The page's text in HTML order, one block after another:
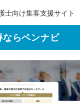
士向け集客支援サイト
ならベンナビ